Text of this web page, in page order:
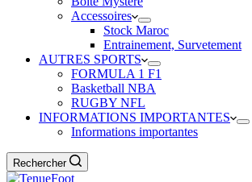
Accessoires
Stock Maroc
Entrainement, Survetement
AUTRES SPORTS
FORMULA 1 F1
Basketball NBA
RUGBY NFL
INFORMATIONS IMPORTANTES
Informations importantes
Rechercher